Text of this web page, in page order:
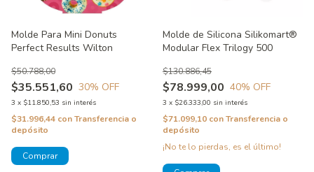
Molde Para Mini Donuts
Perfect Results Wilton
$35.551,60
$50.788,00
30% OFF
3 x $11.850,53 sin interés
$31.996,44 conTransferencia o
depósito
Molde de Silicona Silikomart®
Modular Flex Trilogy 500
$78.999,00
$130.886,45
40% OFF
3 x $26.333,00 sin interés
$71.099,10 conTransferencia o
depósito
¡No te lo pierdas, es el último!